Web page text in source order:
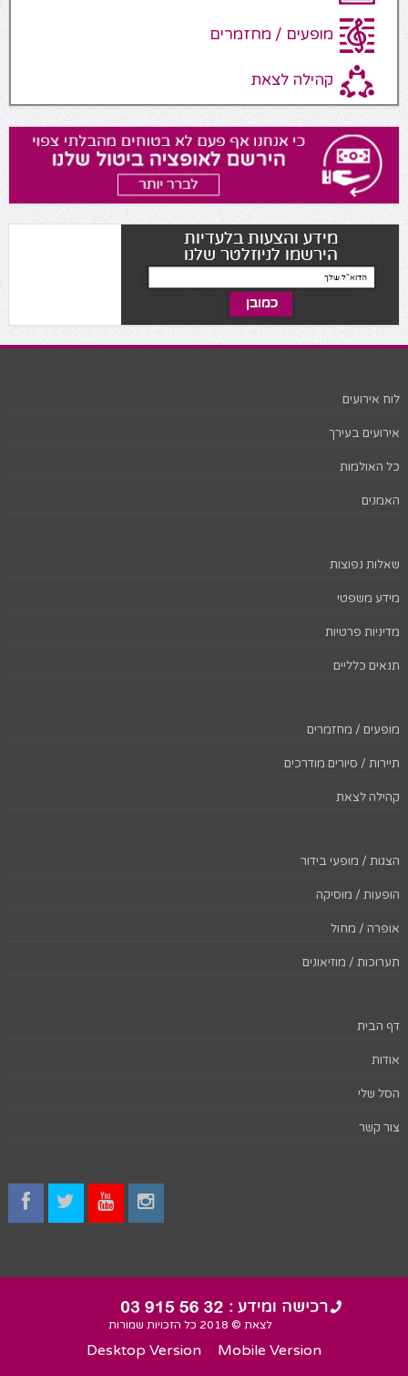
מופעים / מחזמרים
קהילה לצאת
לוח אירועים
אירועים בעירך
כל האולמות
האמנים
שאלות נפוצות
מידע משפטי
מדיניות פרטיות
תנאים כלליים
מופעים / מחזמרים
תיירות / סיורים מודרכים
קהילה לצאת
הצגות / מופעי בידור
הופעות / מוסיקה
אופרה / מחול
תערוכות / מוזיאונים
דף הבית
אודות
הסל שלי
צור קשר
לצאת © 2018 כל הזכויות שמורות
Desktop Version Mobile Version